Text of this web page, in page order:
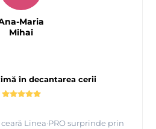
în decantarea cerii
Linea·PRO surprinde prin
Maria
Mihai